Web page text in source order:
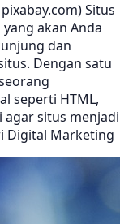
Situs
akan Anda
dan
Dengan satu
seperti HTML,
agar situs menjadi
Digital Marketing